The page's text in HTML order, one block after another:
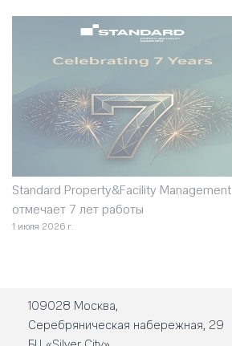
Standard Property&Facility Management
отмечает 7 лет работы
1 июля 2026 г.
109028 Москва,
Серебряническая набережная, 29